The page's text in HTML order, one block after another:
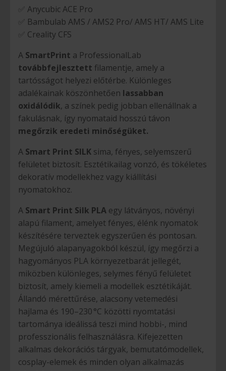
✅ Anycubic ACE Pro
✅ Bambulab AMS / AMS2 Pro/ AMS HT/ AMS Lite
✅ Creality CFS
A SmartPrint a ProfessionalLab
továbbfejlesztett filamentje, amely a
tartósságot helyezi előtérbe. Különleges
adalékainak köszönhetően lassabban
oxidálódik, a színek pedig jobban ellenállnak a
fakulásnak, így nyomataid hosszú távon
megőrzik eredeti minőségüket.
A Smart Print SILK sima, fényes, selyemszerű
felületet biztosít. Esztétikailag vonzó, és tökéletes
dekoratív modellekhez vagy kiállítási
nyomatokhoz.
A Smart Print Silk PLA egy látványos, növényi
alapú filament, amelyet fényes, élénk nyomatok
készítésére terveztek egyszerűen és pontosan.
Megújuló alapanyagokból készül, így megőrzi a
hagyományos PLA környezetbarát jellegét,
miközben különleges, selymes fényű felületet
biztosít, amely kiemeli a modellek esztétikáját.
Állandó mérettűrése, alacsony vetemedési
hajlama és 190–230 °C közötti nyomtatási
tartománya ideálissá teszi mind hobbi-, mind
professzionális felhasználásra. Kifejezetten
alkalmas dekorációs tárgyak, bemutatómodellek,
cosplay-elemek és minden olyan alkalmazás